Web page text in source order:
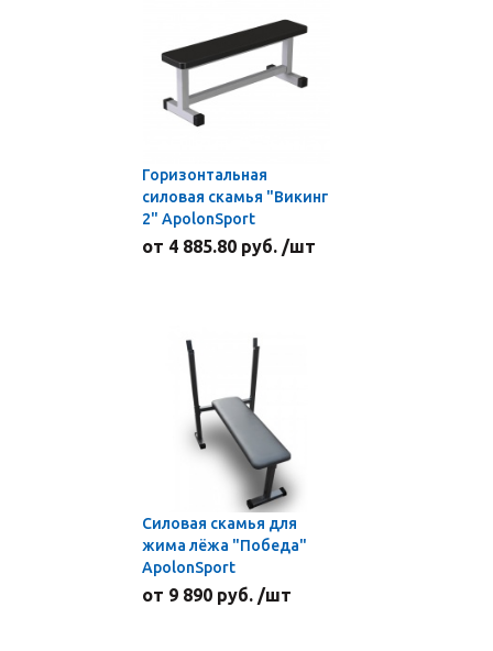
Горизонтальная
силовая скамья "Викинг
2" ApolonSport
от 4 885.80 руб. /шт
Силовая скамья для
жима лёжа "Победа"
ApolonSport
от 9 890 руб. /шт